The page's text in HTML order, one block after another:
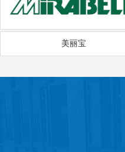
美丽宝